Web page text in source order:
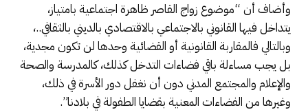
وأضاف أن “موضوع زواج القاصر ظاهرة اجتماعية بامتياز،
يتداخل فيها القانوني بالاجتماعي بالاقتصادي بالديني بالثقافي..،
وبالتالي فالمقاربة القانونية أو القضائية وحدها لن تكون مجدية،
بل يجب مساءلة باقي فضاءات التدخل كذلك، كالمدرسة والصحة
والإعلام والمجتمع المدني دون أن نغفل دور الأسرة في ذلك،
وغيرها من الفضاءات المعنية بقضايا الطفولة في بلادنا”.